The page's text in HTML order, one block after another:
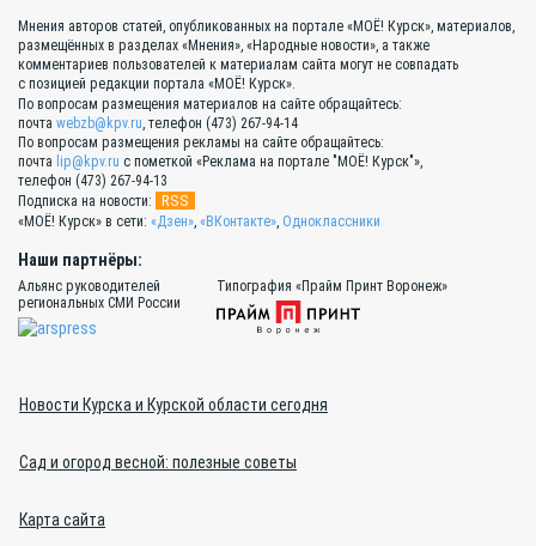
Мнения авторов статей, опубликованных на портале «МОЁ! Курск», материалов,
размещённых в разделах «Мнения», «Народные новости», а также
комментариев пользователей к материалам сайта могут не совпадать
с позицией редакции портала «МОЁ! Курск».
По вопросам размещения материалов на сайте обращайтесь:
почта webzb@kpv.ru, телефон (473) 267-94-14
По вопросам размещения рекламы на сайте обращайтесь:
почта lip@kpv.ru с пометкой «Реклама на портале "МОЁ! Курск"»,
телефон (473) 267-94-13
Подписка на новости:
RSS
«МОЁ! Курск» в сети: «Дзен», «ВКонтакте», Одноклассники
Наши партнёры:
Альянс руководителей
региональных СМИ России
Типография «Прайм Принт Воронеж»
Новости Курска и Курской области сегодня
Сад и огород весной: полезные советы
Карта сайта